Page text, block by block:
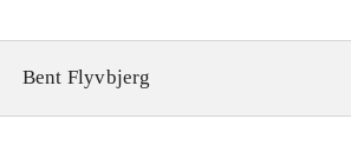
Bent Flyvbjerg